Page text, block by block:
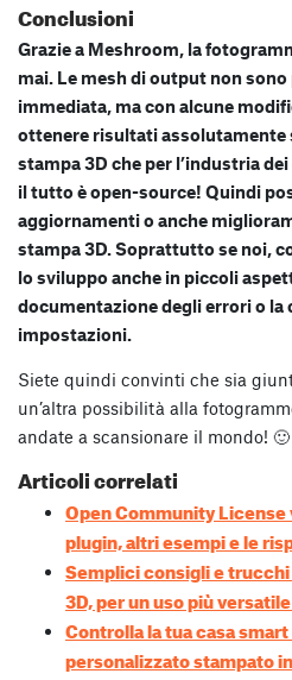
Conclusioni
Grazie a Meshroom, la
mai. Le mesh di output non
immediata, ma con alcune
ottenere risultati assolutamente
stampa 3D che per l’industria
il tutto è open-source! Quindi
aggiornamenti o anche
stampa 3D. Soprattutto se noi,
lo sviluppo anche in piccoli
documentazione degli errori o la
impostazioni.
Siete quindi convinti che sia
un’altra possibilità alla
andate a scansionare il mondo! 🙂
Articoli correlati
Open Community License
plugin, altri esempi e le
Semplici consigli e
3D, per un uso più
Controlla la tua casa
personalizzato stampato